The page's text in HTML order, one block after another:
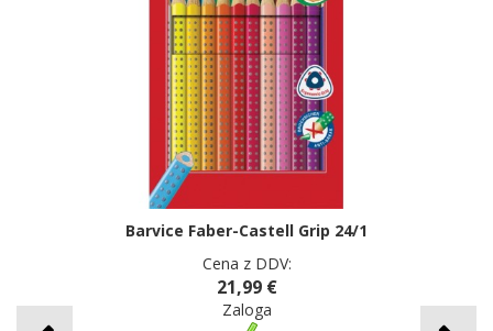
Barvice Faber-Castell Grip 24/1
Cena z DDV:
21,99 €
Zaloga